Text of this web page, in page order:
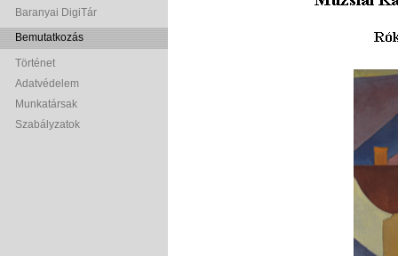
Baranyai DigiTár
Bemutatkozás
Történet
Adatvédelem
Munkatársak
Szabályzatok